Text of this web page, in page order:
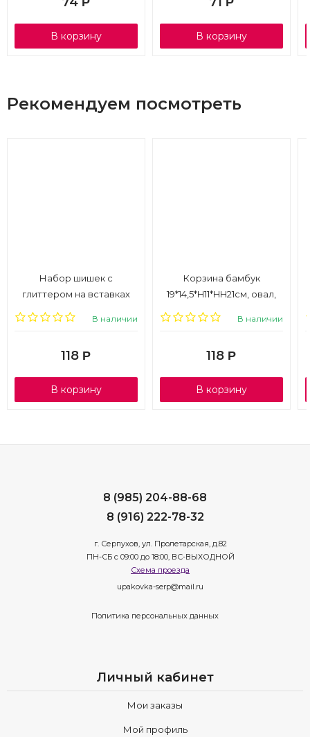
В корзину В корзину
Рекомендуем посмотреть
Набор шишек с
глиттером на вставках
12шт, 2*2*10см, серебро,
1/6
В наличии
118 Р
В корзину
Корзина бамбук
19*14,5*H11*HH21см, овал,
складная ручка, розовый
В наличии
118 Р
В корзину
8 (985) 204-88-68
8 (916) 222-78-32
г. Серпухов, ул. Пролетарская, д.82
ПН-СБ с 09:00 до 18:00, ВС-ВЫХОДНОЙ
Схема проезда
upakovka-serp@mail.ru
Политика персональных данных
Личный кабинет
Мои заказы
Мой профиль